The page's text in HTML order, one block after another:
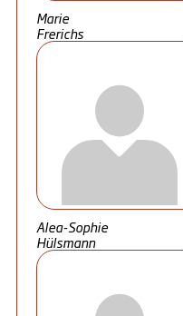
Marie
Frerichs
Alea-Sophie
Hülsmann